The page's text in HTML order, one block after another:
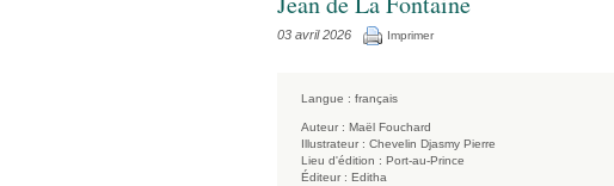
03 avril 2026 Imprimer
Langue : français
Auteur : Maël Fouchard
Illustrateur : Chevelin Djasmy Pierre
Lieu d'édition : Port-au-Prince
Éditeur : Editha